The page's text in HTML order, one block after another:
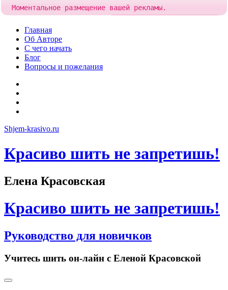
Skip
content
Главная
Об Авторе
С чего начать
Блог
Вопросы и пожелания
Shjem-krasivo.ru
Красиво шить не запретишь!
Елена Красовская
Красиво шить не запретишь!
Руководство для новичков
Учитесь шить он-лайн с Еленой Красовской
Primary
Моментальное размещение вашей рекламы.